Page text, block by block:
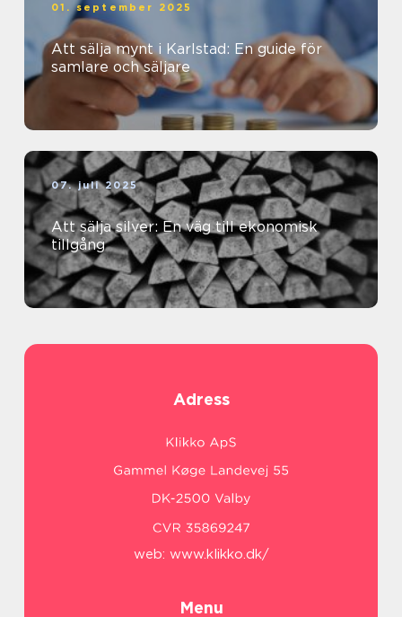
01. september 2025
Att sälja mynt i Karlstad: En guide för
samlare och säljare
07. juli 2025
Att sälja silver: En väg till ekonomisk
tillgång
Adress
web: www.klikko.dk/
Menu